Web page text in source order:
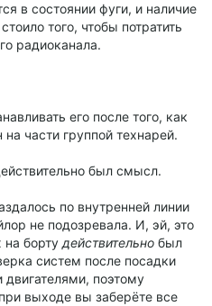
в состоянии фуги, и наличие
того, чтобы потратить
радиоканала.
его после того, как
части группой технарей.
был смысл.
по внутренней линии
не подозревала. И, эй, это
на борту действительно был
систем после посадки
поэтому
выходе вы заберёте все